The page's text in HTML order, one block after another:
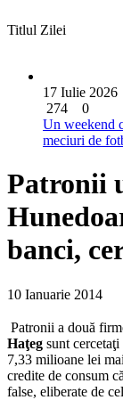
Titlul Zilei
17 Iulie 2026
274
0
Un weekend
meciuri de
Patronii
banci,
10 Ianuarie 2014
Patronii a două
Haţeg sunt
7,33 milioane lei
credite de consum
false, eliberate de